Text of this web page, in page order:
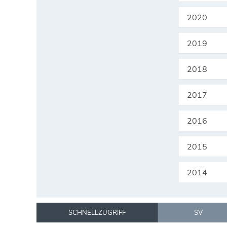
2020
2019
2018
2017
2016
2015
2014
SCHNELLZUGRIFF SV